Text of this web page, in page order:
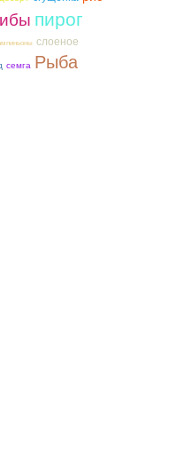
пирог
слоеное
семга Рыба